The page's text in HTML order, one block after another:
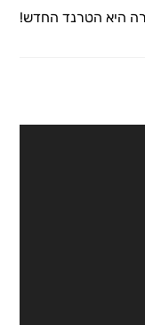
היא הטרנד החדש!